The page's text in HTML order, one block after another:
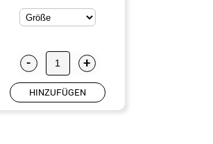
- +
HINZUFÜGEN